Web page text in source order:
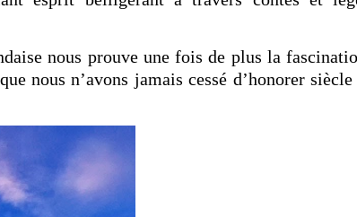
nous prouve une fois de plus la
nous n’avons jamais cessé d’honorer siècle